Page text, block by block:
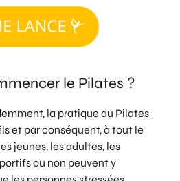
le Pilates ?
la pratique du Pilates
et par conséquent, à tout le
jeunes, les adultes, les
ou non peuvent y